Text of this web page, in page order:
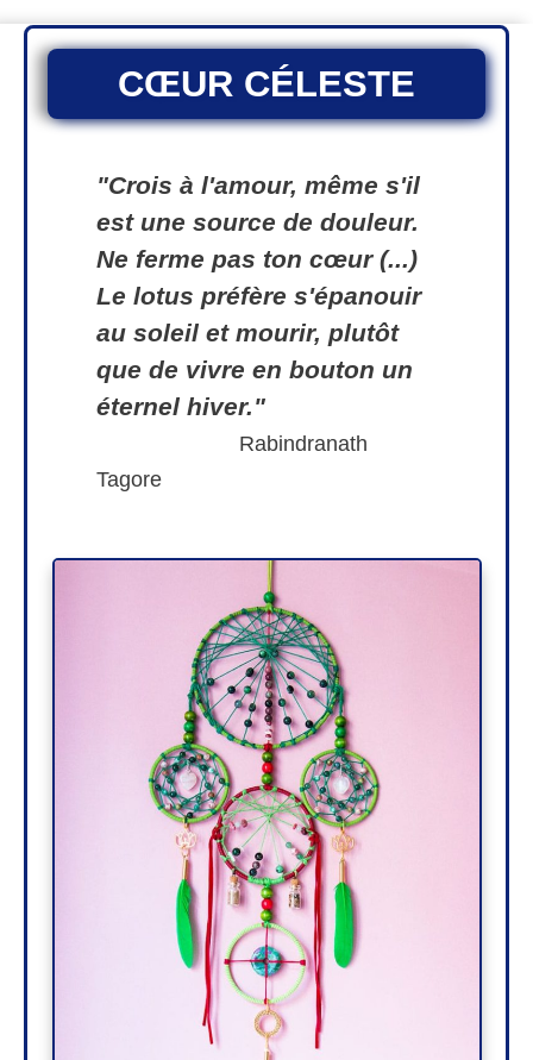
CŒUR CÉLESTE
"Crois à l'amour, même s'il
est une source de douleur.
Ne ferme pas ton cœur (...)
Le lotus préfère s'épanouir
au soleil et mourir, plutôt
que de vivre en bouton un
éternel hiver."
Rabindranath
Tagore